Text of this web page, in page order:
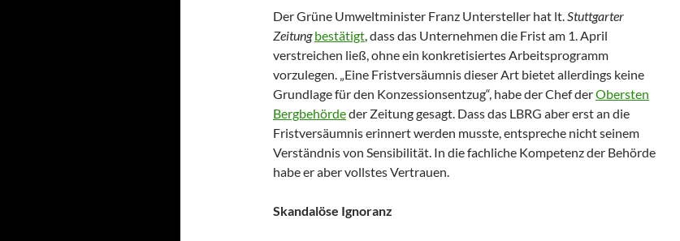
Der Grüne Umweltminister Franz Untersteller hat lt.Stuttgarter
Zeitung bestätigt, dass das Unternehmen die Frist am 1. April
verstreichen ließ, ohne ein konkretisiertes Arbeitsprogramm
vorzulegen. „Eine Fristversäumnis dieser Art bietet allerdings keine
Grundlage für den Konzessionsentzug“, habe der Chef derObersten
Bergbehördeder Zeitung gesagt. Dass das LBRG aber erst an die
Fristversäumnis erinnert werden musste, entspreche nicht seinem
Verständnis von Sensibilität. In die fachliche Kompetenz der Behörde
habe er aber vollstes Vertrauen.
Skandalöse Ignoranz